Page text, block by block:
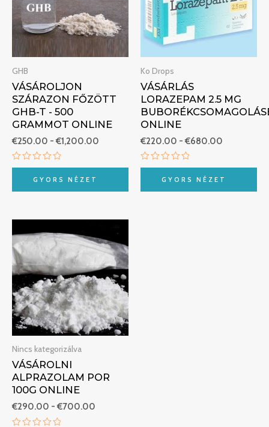
GHB
VÁSÁROLJON
SZÁRAZON FŐZÖTT
GHB-T - 500
GRAMMOT ONLINE
€250.00 - €1,200.00
Értékelés:
5
GYORS NÉZET
Ko Drops
VÁSÁRLÁS
LORAZEPAM 2.5 MG
ONLINE
€220.00 - €680.00
Értékelés:
5
GYORS NÉZET
Nincs kategorizálva
VÁSÁROLNI
ALPRAZOLAM POR
100G ONLINE
€290.00 - €700.00
€290.00
-
€700.00